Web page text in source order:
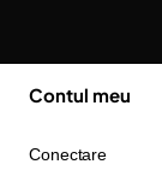
Contul meu
Conectare